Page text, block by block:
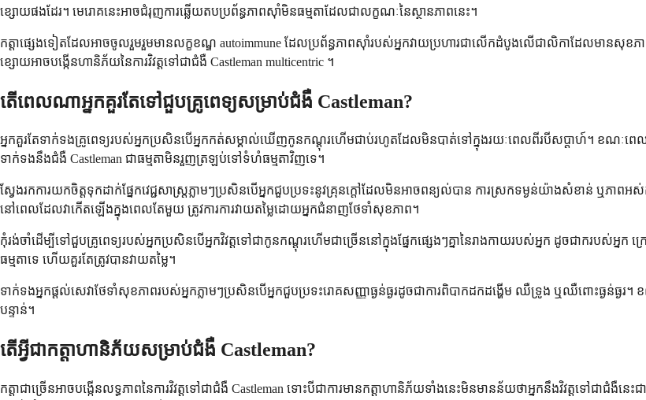
ខ្សោយផងដែរ។ មេរោគនេះអាចជំរុញការឆ្លើយតបប្រព័ន្ធភាពស៊ាំមិនធម្មតាដែលជាលក្ខណៈនៃស្ថានភាពនេះ។
កត្តាផ្សេងទៀតដែលអាចចូលរួមរួមមានលក្ខខណ្ឌ autoimmune ដែលប្រព័ន្ធភាពស៊ាំរបស់អ្នកវាយប្រហារជាលើកដំបូងលើជាលិកាដែលមានសុខភា
ខ្សោយអាចបង្កើនហានិភ័យនៃការវិវត្តទៅជាជំងឺ Castleman multicentric ។
តើពេលណាអ្នកគួរតែទៅជួបគ្រូពេទ្យសម្រាប់ជំងឺ Castleman?
អ្នកគួរតែទាក់ទងគ្រូពេទ្យរបស់អ្នកប្រសិនបើអ្នកកត់សម្គាល់ឃើញកូនកណ្តុរហើមជាប់រហូតដែលមិនបាត់ទៅក្នុងរយៈពេលពីរបីសប្តាហ៍។ ខណៈពេល
ទាក់ទងនឹងជំងឺ Castleman ជាធម្មតាមិនរួញត្រឡប់ទៅទំហំធម្មតាវិញទេ។
ស្វែងរកការយកចិត្តទុកដាក់ផ្នែកវេជ្ជសាស្រ្តភ្លាមៗប្រសិនបើអ្នកជួបប្រទះនូវគ្រុនក្តៅដែលមិនអាចពន្យល់បាន ការស្រកទម្ងន់យ៉ាងសំខាន់ ឬភា
នៅពេលដែលវាកើតឡើងក្នុងពេលតែមួយ ត្រូវការការវាយតម្លៃដោយអ្នកជំនាញថែទាំសុខភាព។
កុំរង់ចាំដើម្បីទៅជួបគ្រូពេទ្យរបស់អ្នកប្រសិនបើអ្នកវិវត្តទៅជាកូនកណ្តុរហើមជាច្រើននៅក្នុងផ្នែកផ្សេងៗគ្នានៃរាងកាយរបស់អ្នក ដូចជាករបស់អ្
ធម្មតាទេ ហើយគួរតែត្រូវបានវាយតម្លៃ។
ទាក់ទងអ្នកផ្តល់សេវាថែទាំសុខភាពរបស់អ្នកភ្លាមៗប្រសិនបើអ្នកជួបប្រទះរោគសញ្ញាធ្ងន់ធ្ងរដូចជាការពិបាកដកដង្ហើម ឈឺទ្រូង ឬឈឺពោះធ្ងន់ធ្ង
បន្ទាន់។
តើអ្វីជាកត្តាហានិភ័យសម្រាប់ជំងឺ Castleman?
កត្តាជាច្រើនអាចបង្កើនលទ្ធភាពនៃការវិវត្តទៅជាជំងឺ Castleman ទោះបីជាការមានកត្តាហានិភ័យទាំងនេះមិនមានន័យថាអ្នកនឹងវិវត្តទៅជាជំ